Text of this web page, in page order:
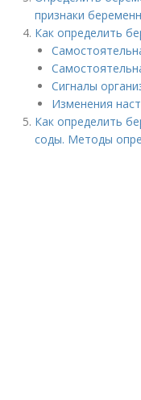
признаки
Как определить
Сигналы
Изменения
Как определить
соды. Методы